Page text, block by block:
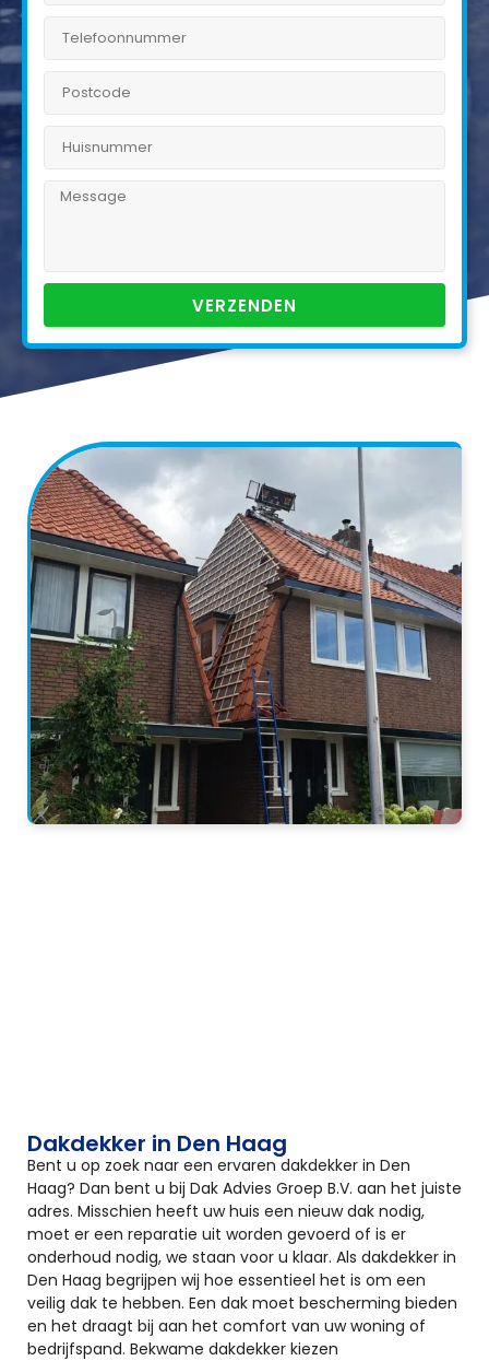
VERZENDEN
Dakdekker in Den Haag
Bent u op zoek naar een ervaren dakdekker in Den
Haag? Dan bent u bij Dak Advies Groep B.V. aan het juiste
adres. Misschien heeft uw huis een nieuw dak nodig,
moet er een reparatie uit worden gevoerd of is er
onderhoud nodig, we staan voor u klaar. Als dakdekker in
Den Haag begrijpen wij hoe essentieel het is om een
veilig dak te hebben. Een dak moet bescherming bieden
en het draagt bij aan het comfort van uw woning of
bedrijfspand. Bekwame dakdekker kiezen